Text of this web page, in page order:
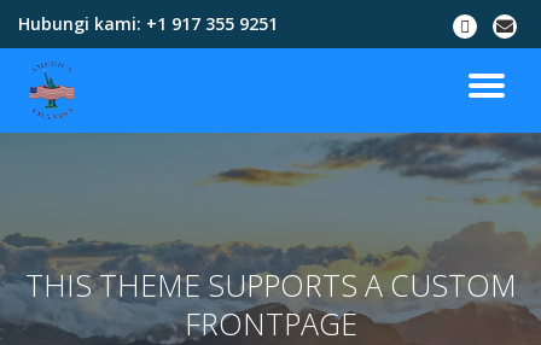
content
Hubungi kami: +1 917 355 9251
THIS THEME SUPPORTS A CUSTOM
FRONTPAGE